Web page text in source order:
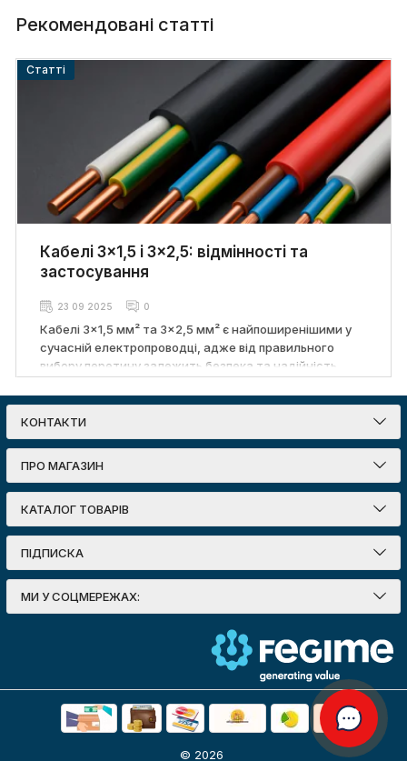
Рекомендовані статті
Cтатті
Кабелі 3×1,5 і 3×2,5: відмінності та
застосування
23 09 2025 0
Кабелі 3×1,5 мм² та 3×2,5 мм² є найпоширенішими у
сучасній електропроводці, адже від правильного
вибору перетину залежить безпека та надійність
використовується переважно для освітлення,
вимикачів та малопотужних приладів, витримуючи
навантаження до 19 А (~4 кВт). Натомість кабель
для розеткових груп, електроплит, пральних машин
та іншої техніки потужністю до 6 кВт. Для пересувних
підключень застосовується гнучкий кабель ПВС 3х2 5.
Важливими є також спеціальні модифікації: ВВГнг FRLS
3х2 5 із вогнестійкою оболонкою та низьким
дитячих закладів та ТРЦ. При виборі кабелю
враховуються умови прокладання, пожежна безпека
алюмінієвими завдяки кращій провідності та
довговічності. Правильно підібраний кабель дозволяє
уникнути перевантажень і продовжує термін служби
обладнання.
КОНТАКТИ
ПРО МАГАЗИН
КАТАЛОГ ТОВАРІВ
ПІДПИСКА
МИ У СОЦМЕРЕЖАХ:
© 2026